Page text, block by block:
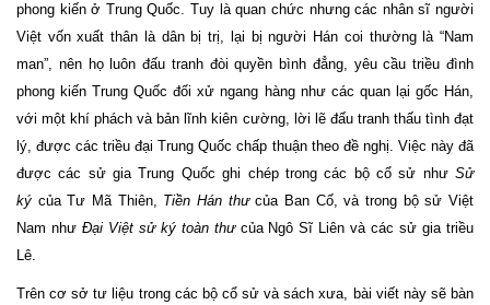
phong kiến ở Trung Quốc. Tuy là quan chức nhưng các nhân sĩ người
Việt vốn xuất thân là dân bị trị, lại bị người Hán coi thường là “Nam
man”, nên họ luôn đấu tranh đòi quyền bình đẳng, yêu cầu triều đình
phong kiến Trung Quốc đối xử ngang hàng như các quan lại gốc Hán,
với một khí phách và bản lĩnh kiên cường, lời lẽ đấu tranh thấu tình đạt
lý, được các triều đại Trung Quốc chấp thuận theo đề nghị. Việc này đã
được các sử gia Trung Quốc ghi chép trong các bộ cổ sử như Sử
ký của Tư Mã Thiên, Tiền Hán thưcủa Ban Cố, và trong bộ sử Việt
Nam như Đại Việt sử ký toàn thưcủa Ngô Sĩ Liên và các sử gia triều
Lê.
Trên cơ sở tư liệu trong các bộ cổ sử và sách xưa, bài viết này sẽ bàn